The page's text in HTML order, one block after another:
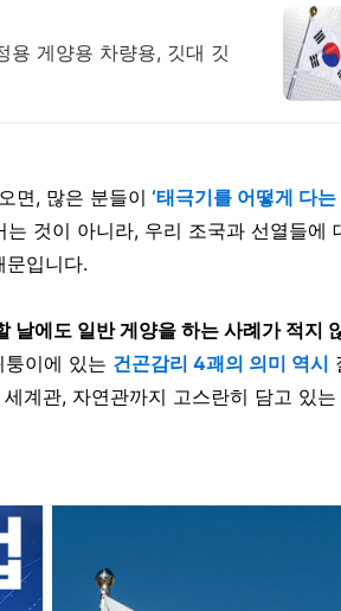
면, 많은 분들이 ‘태극기를 어떻게 다
것이 아니라, 우리 조국과 선열들에
입니다.
날에도 일반 게양을 하는 사례가 적지
이에 있는 건곤감리 4괘의 의미 역시
계관, 자연관까지 고스란히 담고 있는